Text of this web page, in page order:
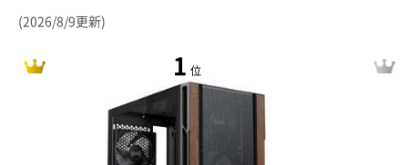
(2026/8/9更新)
1 位